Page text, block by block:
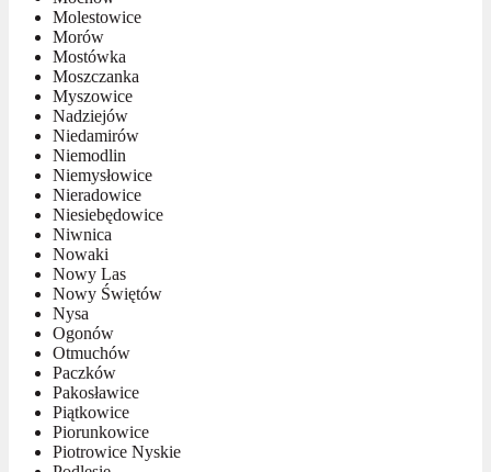
Molestowice
Morów
Mostówka
Moszczanka
Myszowice
Nadziejów
Niedamirów
Niemodlin
Niemysłowice
Nieradowice
Niesiebędowice
Niwnica
Nowaki
Nowy Las
Nowy Świętów
Nysa
Ogonów
Otmuchów
Paczków
Pakosławice
Piątkowice
Piorunkowice
Piotrowice Nyskie